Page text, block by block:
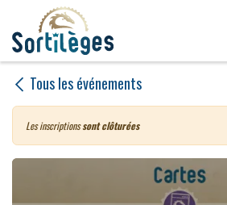
Se rendre au contenu
Tous les événements
Les inscriptionssont clôturées